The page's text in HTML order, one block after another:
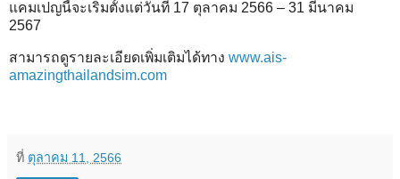
แคมเปญนี้จะเริ่มตั้งแต่วันที่ 17 ตุลาคม 2566 – 31 มีนาคม
2567
สามารถดูรายละเอียดเพิ่มเติมได้ทาง www.ais-
amazingthailandsim.com
ที่ ตุลาคม 11, 2566